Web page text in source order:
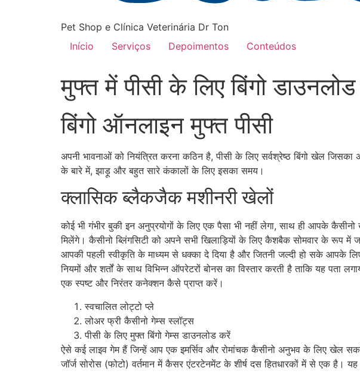
Pet Shop e Clínica Veterinária Dr Ton
Início
Serviços Depoimentos Conteúdos
मुफ्त में पीसी के लिए बिंगो
बिंगो ऑनलाइन मुफ्त पीसी
अपनी भावनाओं को नियंत्रित करना कठिन है, पीसी के लिए सर्वश्रेष्ठ बिंगो खेल
के बारे में, झाड़ू और बहुत सारे कंकालों के लिए इसका समय।
क्लासिक ब्लैकजैक मशीनरी खेलों
कोई भी गंभीर बुकी इन अनुप्रयोगों के लिए एक पैसा भी नहीं लेगा, साथ ही आपके
मिलेंगे। कैसीनो ब्लिंगसिटी को अपने सभी खिलाड़ियों के लिए कैशबैक सोमवार के रूप में
आपकी पहली स्वीकृति के माध्यम से धक्का दे दिया है और जितनी जल्दी हो सके आपके लिए
नियमों और शर्तों के साथ विभिन्न ऑपरेटरों बोनस का विस्तार करती है ताकि यह
एक स्पष्ट और निरंतर कनेक्शन कैसे प्राप्त करें।
स्वचालित लोट्टो प्ले
लोअर फ्री कैसीनो गेम्स स्लॉट्स
पीसी के लिए मुफ्त बिंगो गेम्स डाउनलोड करें
ऐसे कई लाइव गेम हैं जिन्हें आप एक इमर्सिव और रोमांचक कैसीनो अनुभव के लिए खेल
जॉर्ज सोरोस (फोटो) वर्तमान में कैसर एंटरटेनमेंट के शीर्ष दस हितधारकों में से एक है।